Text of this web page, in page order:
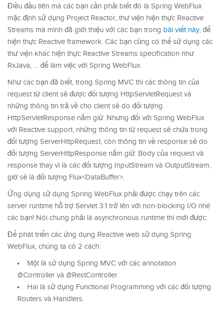
Điều đầu tiên mà các bạn cần phải biết đó là Spring WebFlux
mặc định sử dụng Project Reactor, thư viện hiện thực Reactive
Streams mà mình đã giới thiệu với các bạn trong bài viết này, để
hiện thực Reactive framework. Các bạn cũng có thể sử dụng các
thư viện khác hiện thực Reactive Streams specification như
RxJava, … để làm việc với Spring WebFlux.
Như các bạn đã biết, trong Spring MVC thì các thông tin của
request từ client sẽ được đối tượng HttpServletRequest và
những thông tin trả về cho client sẽ do đối tượng
HttpServletResponse nắm giữ. Nhưng đối với Spring WebFlux
với Reactive support, những thông tin từ request sẽ chứa trong
đối tượng ServerHttpRequest, còn thông tin về response sẽ do
đối tượng ServerHttpResponse nắm giữ. Body của request và
response thay vì là các đối tượng InputStream và OutputStream,
giờ sẽ là đối tượng Flux<DataBuffer>.
Ứng dụng sử dụng Spring WebFlux phải được chạy trên các
server runtime hỗ trợ Servlet 3.1 trở lên với non-blocking I/O nhé
các bạn! Nói chung phải là asynchronous runtime thì mới được.
Để phát triển các ứng dụng Reactive web sử dụng Spring
WebFlux, chúng ta có 2 cách:
Một là sử dụng Spring MVC với các annotation
@Controller và @RestController.
Hai là sử dụng Functional Programming với các đối tượng
Routers và Handlers.